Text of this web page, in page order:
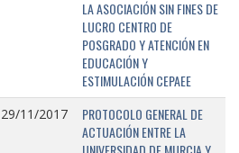
LA ASOCIACIÓN SIN FINES DE
LUCRO CENTRO DE
POSGRADO Y ATENCIÓN EN
EDUCACIÓN Y
ESTIMULACIÓN CEPAEE
29/11/2017
PROTOCOLO GENERAL DE
ACTUACIÓN ENTRE LA